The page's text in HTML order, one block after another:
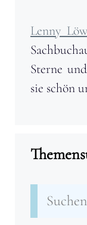
Lenny
Sterne
sie schön
Suchen
nach: